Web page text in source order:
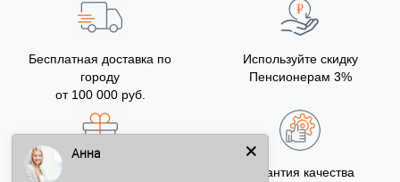
Бесплатная доставка по
городу
от 100 000 руб.
Используйте скидку
Пенсионерам 3%
Бонусы за покупку
Гарантия качества
Анна